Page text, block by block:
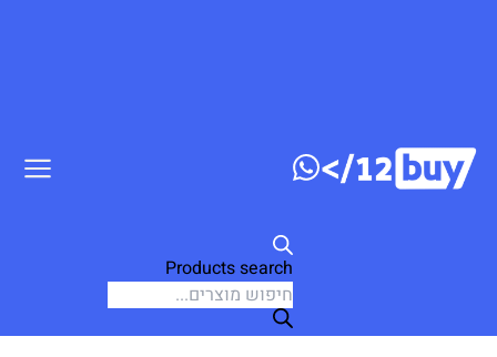
Products search